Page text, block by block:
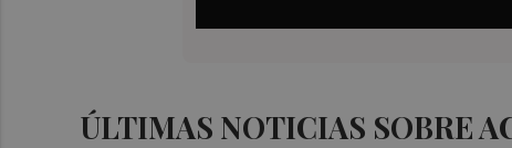
ÚLTIMAS NOTICIAS SOBRE